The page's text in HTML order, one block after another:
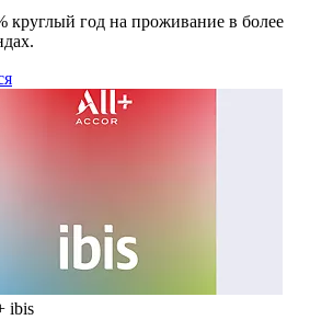
круглый год на проживание в более
ibis